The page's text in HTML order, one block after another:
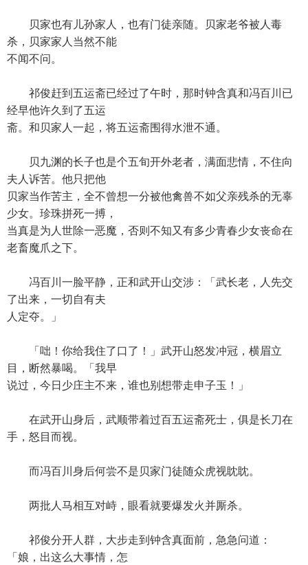
贝家也有儿孙家人，也有门徒亲随。贝家老爷被人毒
杀，贝家家人当然不能
不闻不问。
祁俊赶到五运斋已经过了午时，那时钟含真和冯百川已
经早他许久到了五运
斋。和贝家人一起，将五运斋围得水泄不通。
贝九渊的长子也是个五旬开外老者，满面悲情，不住向
夫人诉苦。他只把他
贝家当作苦主，全不曾想一分被他禽兽不如父亲残杀的无辜
少女。珍珠拼死一搏，
当真是为人世除一恶魔，否则不知又有多少青春少女丧命在
老畜魔爪之下。
冯百川一脸平静，正和武开山交涉：「武长老，人先交
了出来，一切自有夫
人定夺。」
「咄！你给我住了口了！」武开山怒发冲冠，横眉立
目，断然暴喝。「我早
说过，今日少庄主不来，谁也别想带走申子玉！」
在武开山身后，武顺带着过百五运斋死士，俱是长刀在
手，怒目而视。
而冯百川身后何尝不是贝家门徒随众虎视眈眈。
两批人马相互对峙，眼看就要爆发火并厮杀。
祁俊分开人群，大步走到钟含真面前，急急问道：
「娘，出这么大事情，怎